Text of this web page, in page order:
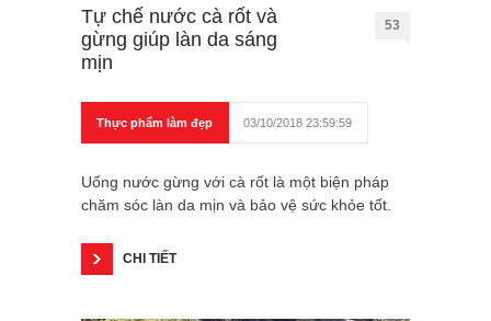
Tự chế nước cà rốt và
gừng giúp làn da sáng
mịn
53
Thực phẩm làm đẹp 03/10/2018 23:59:59
Uống nước gừng với cà rốt là một biện pháp
chăm sóc làn da mịn và bảo vệ sức khỏe tốt.
CHI TIẾT